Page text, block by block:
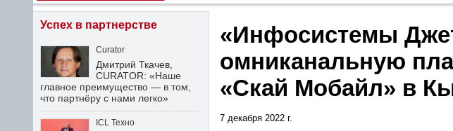
«Инфосистемы
омниканальную
«Скай Мобайл» в
7 декабря 2022 г.
Успех в партнерстве
Curator
Дмитрий Ткачев,
CURATOR: «Наше
главное преимущество — в том,
что партнёру с нами легко»
ICL Техно